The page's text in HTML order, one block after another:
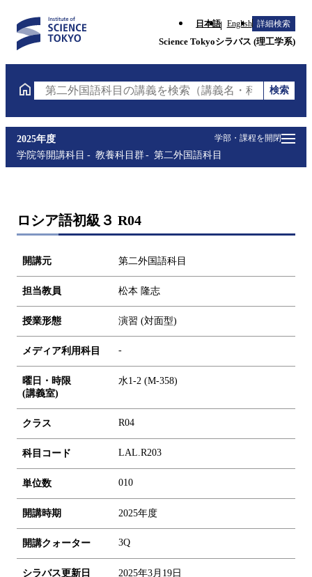
日本語 English 詳細検索
Science Tokyoシラバス (理工学系)
第二外国語科目の講義を検索（講義名・科目コード・
検索
学部・課程を開閉
2025年度
学院等開講科目
教養科目群 第二外国語科目
ロシア語初級３ R04
開講元 第二外国語科目
担当教員 松本 隆志
授業形態 演習 (対面型)
メディア利用科目 -
曜日・時限
(講義室)
水1-2 (M-358)
クラス R04
科目コード LAL.R203
単位数 010
開講時期 2025年度
開講クォーター 3Q
シラバス更新日 2025年3月19日